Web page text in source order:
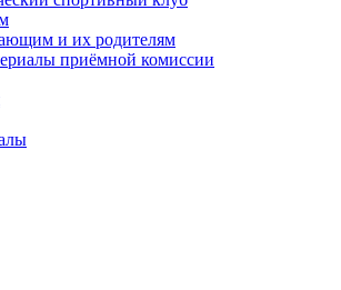
и их родителям
приёмной комиссии